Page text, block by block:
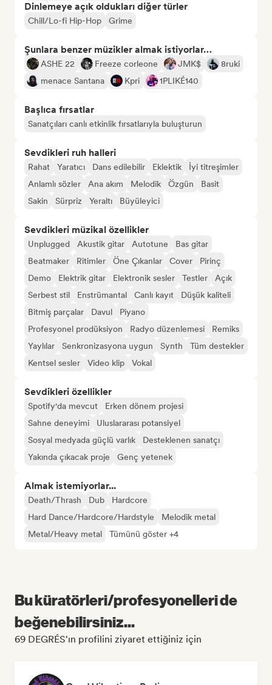
Dinlemeye açık oldukları diğer türler
Chill/Lo-fi Hip-Hop Grime
Şunlara benzer müzikler almak istiyorlar…
ASHE 22 Freeze corleone JMK$
8ruki
menace Santana
Kpri 1PLIKÉ140
Başlıca fırsatlar
Sanatçıları canlı etkinlik fırsatlarıyla buluşturun
Sevdikleri ruh halleri
Rahat Yaratıcı Dans edilebilir Eklektik
İyi titreşimler
Anlamlı sözler
Ana akım Melodik Özgün
Basit
Sakin
Sürpriz Yeraltı Büyüleyici
Sevdikleri müzikal özellikler
Unplugged Akustik gitar Autotune
Bas gitar
Beatmaker
Ritimler Öne Çıkanlar Cover
Pirinç
Demo
Elektrik gitar Elektronik sesler Testler
Açık
Serbest stil
Enstrümantal Canlı kayıt
Düşük kaliteli
Bitmiş parçalar
Davul
Piyano
Profesyonel prodüksiyon
Radyo düzenlemesi
Remiks
Yaylılar
Senkronizasyona uygun Synth
Tüm destekler
Kentsel sesler
Video klip Vokal
Sevdikleri özellikler
Spotify'da mevcut
Erken dönem projesi
Sahne deneyimi
Uluslararası potansiyel
Sosyal medyada güçlü varlık
Desteklenen sanatçı
Yakında çıkacak proje
Genç yetenek
Almak istemiyorlar...
Death/Thrash Dub
Hardcore
Hard Dance/Hardcore/Hardstyle
Melodik metal
Metal/Heavy metal
Tümünü göster +4
Bu küratörleri/profesyonelleri de
beğenebilirsiniz...
69 DEGRÉS'ın profilini ziyaret ettiğiniz için